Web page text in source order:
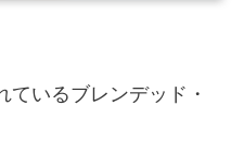
いるブレンデッド・